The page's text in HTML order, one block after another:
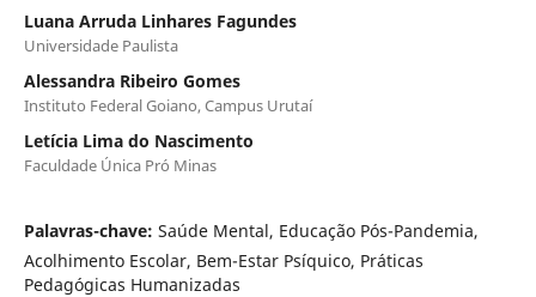
Luana Arruda Linhares Fagundes
Universidade Paulista
Alessandra Ribeiro Gomes
Instituto Federal Goiano, Campus Urutaí
Letícia Lima do Nascimento
Faculdade Única Pró Minas
Palavras-chave: Saúde Mental, Educação Pós-Pandemia,
Acolhimento Escolar, Bem-Estar Psíquico, Práticas
Pedagógicas Humanizadas